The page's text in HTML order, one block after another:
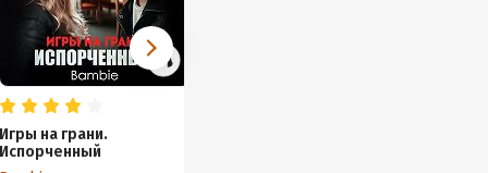
Игры на грани.
Испорченный